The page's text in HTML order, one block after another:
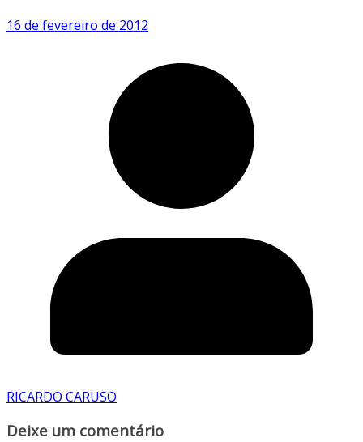
16 de fevereiro de 2012
RICARDO CARUSO
Deixe um comentário